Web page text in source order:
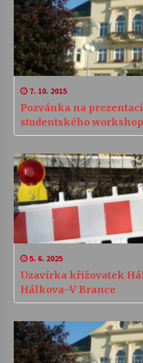
7. 10. 2015
Pozvánka na
studentského
5. 6. 2025
Uzavírka křižovatek
Hálkova–V Brance